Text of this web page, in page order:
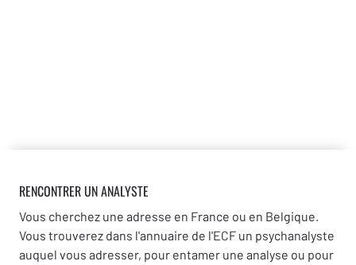
RENCONTRER UN ANALYSTE
Vous cherchez une adresse en France ou en Belgique.
Vous trouverez dans l'annuaire de l'ECF un psychanalyste
auquel vous adresser, pour entamer une analyse ou pour